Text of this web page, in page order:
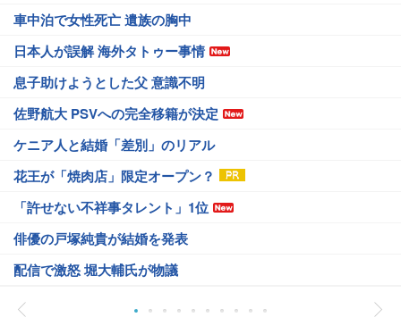
車中泊で女性死亡 遺族の胸中
日本人が誤解 海外タトゥー事情
息子助けようとした父 意識不明
佐野航大 PSVへの完全移籍が決定
ケニア人と結婚「差別」のリアル
花王が「焼肉店」限定オープン？
「許せない不祥事タレント」1位
俳優の戸塚純貴が結婚を発表
配信で激怒 堀大輔氏が物議